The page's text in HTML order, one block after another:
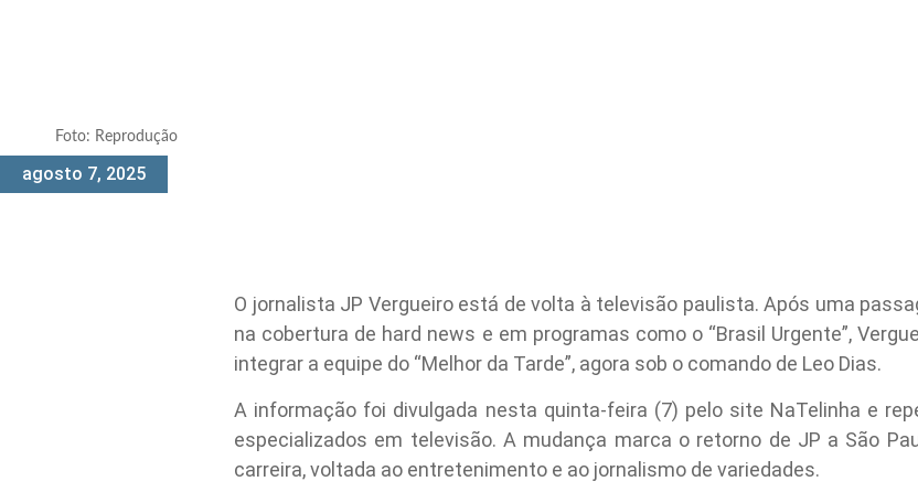
Foto: Reprodução
agosto 7, 2025
O jornalista JP Vergueiro está de volta à televisão paulista. Após uma
na cobertura de hard news e em programas como o “Brasil Urgente”,
integrar a equipe do “Melhor da Tarde”, agora sob o comando de Leo Dias.
A informação foi divulgada nesta quinta-feira (7) pelo site NaTelinha e
especializados em televisão. A mudança marca o retorno de JP a São
carreira, voltada ao entretenimento e ao jornalismo de variedades.